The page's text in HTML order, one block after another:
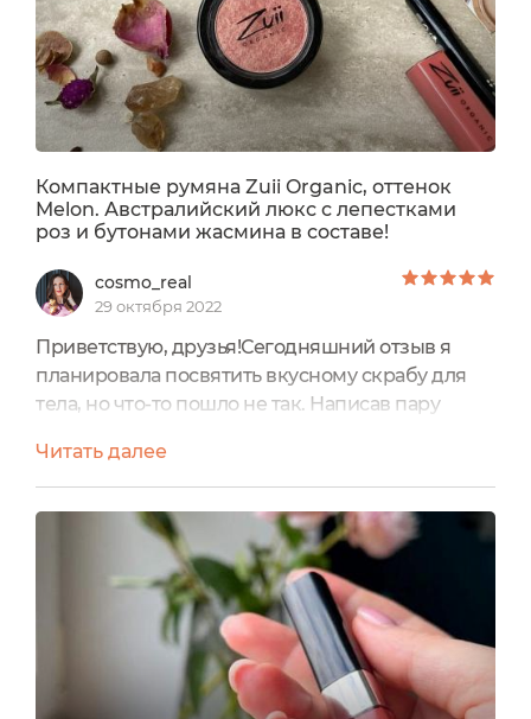
впечатление....
Компактные румяна Zuii Organic, оттенок
Melon. Австралийский люкс с лепестками
роз и бутонами жасмина в составе!
cosmo_real
29 октября 2022
Приветствую, друзья!Сегодняшний отзыв я
планировала посвятить вкусному скрабу для
тела, но что-то пошло не так. Написав пару
соскучилась по отзывам о декоративной
косметике, о которой я частенько рассказывала
в запрещенной сети, от которой пришлось
отказаться, а вот у нас на портале руки редко
доходили именно до декоративки В прошлом
году поактивнее писала о своих...
Читать далее